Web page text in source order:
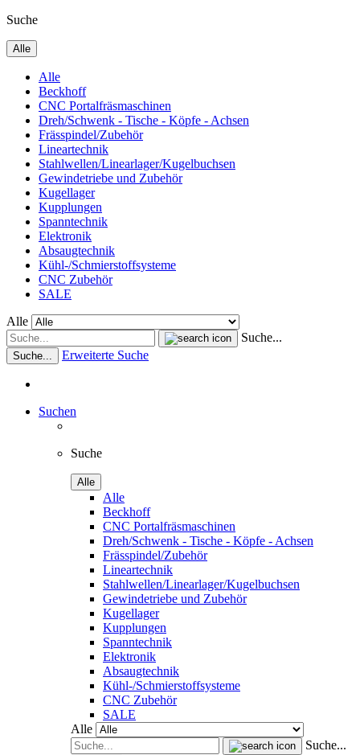
Suche
Alle
Alle
Beckhoff
CNC Portalfräsmaschinen
Dreh/Schwenk - Tische - Köpfe - Achsen
Frässpindel/Zubehör
Lineartechnik
Stahlwellen/Linearlager/Kugelbuchsen
Gewindetriebe und Zubehör
Kugellager
Kupplungen
Spanntechnik
Elektronik
Absaugtechnik
Kühl-/Schmierstoffsysteme
CNC Zubehör
SALE
Alle
Suche...
Suche... Erweiterte Suche
Suchen
Suche
Alle
Alle
Beckhoff
CNC Portalfräsmaschinen
Dreh/Schwenk - Tische - Köpfe - Achsen
Frässpindel/Zubehör
Lineartechnik
Stahlwellen/Linearlager/Kugelbuchsen
Gewindetriebe und Zubehör
Kugellager
Kupplungen
Spanntechnik
Elektronik
Absaugtechnik
Kühl-/Schmierstoffsysteme
CNC Zubehör
SALE
Alle
Suche...